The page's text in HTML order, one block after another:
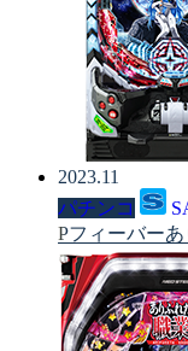
2023.11
パチンコ
Pフィーバー